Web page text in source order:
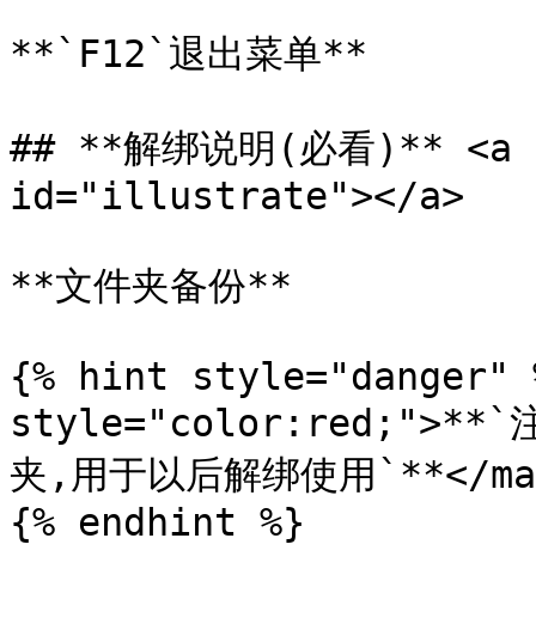
**`F12`退出菜单**
## **解绑说明(必看)**
id="illustrate"></a>
**文件夹备份**
{% hint style="danger"
style="color:red;">**`注入
夹,用于以后解绑使用`**</